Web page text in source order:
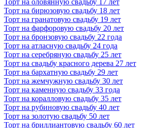
Торт на оловянную свадьбу 17 лет
Торт на бирюзовую свадьбу 18 лет
Торт на гранатовую свадьбу 19 лет
Торт на фарфоровую свадьбу 20 лет
Торт на бронзовую свадьбу 22 года
Торт на атласную свадьбу 24 года
Торт на серебряную свадьбу 25 лет
Торт на свадьбу красного дерева 27 лет
Торт на бархатную свадьбу 29 лет
Торт на жемчужную свадьбу 30 лет
Торт на каменную свадьбу 33 года
Торт на коралловую свадьбу 35 лет
Торт на рубиновую свадьбу 40 лет
Торт на золотую свадьбу 50 лет
Торт на бриллиантовую свадьбу 60 лет